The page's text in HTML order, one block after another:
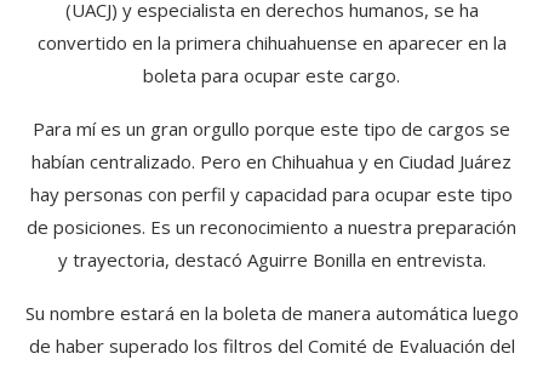
(UACJ) y especialista en derechos humanos, se ha
convertido en la primera chihuahuense en aparecer en la
boleta para ocupar este cargo.
Para mí es un gran orgullo porque este tipo de cargos se
habían centralizado. Pero en Chihuahua y en Ciudad Juárez
hay personas con perfil y capacidad para ocupar este tipo
de posiciones. Es un reconocimiento a nuestra preparación
y trayectoria, destacó Aguirre Bonilla en entrevista.
Su nombre estará en la boleta de manera automática luego
de haber superado los filtros del Comité de Evaluación del